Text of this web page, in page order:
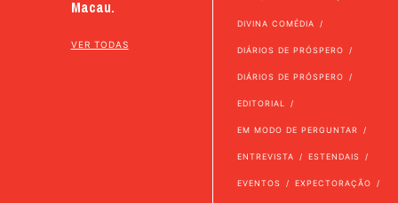
Macau.
VER TODAS
DIVINA COMÉDIA
DIÁRIOS DE PRÓSPERO
DIÁRIOS DE PRÓSPERO
EDITORIAL
EM MODO DE PERGUNTAR
ENTREVISTA ESTENDAIS
EVENTOS EXPECTORAÇÃO